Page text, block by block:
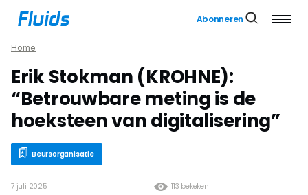
Abonneren
Home
Erik Stokman (KROHNE):
“Betrouwbare meting is de
hoeksteen van digitalisering”
Beursorganisatie
113 bekeken
7 juli 2025